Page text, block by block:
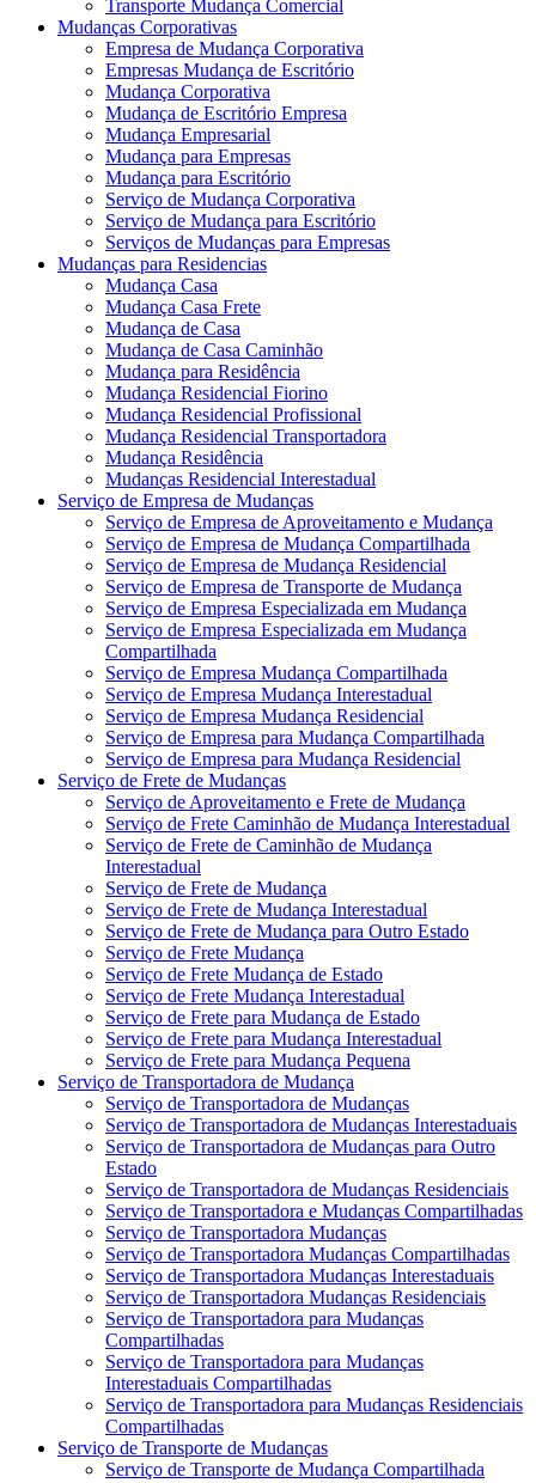
Transporte Mudança Comercial
Mudanças Corporativas
Empresa de Mudança Corporativa
Empresas Mudança de Escritório
Mudança Corporativa
Mudança de Escritório Empresa
Mudança Empresarial
Mudança para Empresas
Mudança para Escritório
Serviço de Mudança Corporativa
Serviço de Mudança para Escritório
Serviços de Mudanças para Empresas
Mudanças para Residencias
Mudança Casa
Mudança Casa Frete
Mudança de Casa
Mudança de Casa Caminhão
Mudança para Residência
Mudança Residencial Fiorino
Mudança Residencial Profissional
Mudança Residencial Transportadora
Mudança Residência
Mudanças Residencial Interestadual
Serviço de Empresa de Mudanças
Serviço de Empresa de Aproveitamento e Mudança
Serviço de Empresa de Mudança Compartilhada
Serviço de Empresa de Mudança Residencial
Serviço de Empresa de Transporte de Mudança
Serviço de Empresa Especializada em Mudança
Serviço de Empresa Especializada em Mudança
Compartilhada
Serviço de Empresa Mudança Compartilhada
Serviço de Empresa Mudança Interestadual
Serviço de Empresa Mudança Residencial
Serviço de Empresa para Mudança Compartilhada
Serviço de Empresa para Mudança Residencial
Serviço de Frete de Mudanças
Serviço de Aproveitamento e Frete de Mudança
Serviço de Frete Caminhão de Mudança Interestadual
Serviço de Frete de Caminhão de Mudança
Interestadual
Serviço de Frete de Mudança
Serviço de Frete de Mudança Interestadual
Serviço de Frete de Mudança para Outro Estado
Serviço de Frete Mudança
Serviço de Frete Mudança de Estado
Serviço de Frete Mudança Interestadual
Serviço de Frete para Mudança de Estado
Serviço de Frete para Mudança Interestadual
Serviço de Frete para Mudança Pequena
Serviço de Transportadora de Mudança
Serviço de Transportadora de Mudanças
Serviço de Transportadora de Mudanças Interestaduais
Serviço de Transportadora de Mudanças para Outro
Estado
Serviço de Transportadora de Mudanças Residenciais
Serviço de Transportadora e Mudanças Compartilhadas
Serviço de Transportadora Mudanças
Serviço de Transportadora Mudanças Compartilhadas
Serviço de Transportadora Mudanças Interestaduais
Serviço de Transportadora Mudanças Residenciais
Serviço de Transportadora para Mudanças
Compartilhadas
Serviço de Transportadora para Mudanças
Interestaduais Compartilhadas
Serviço de Transportadora para Mudanças Residenciais
Compartilhadas
Serviço de Transporte de Mudanças
Serviço de Transporte de Mudança Compartilhada